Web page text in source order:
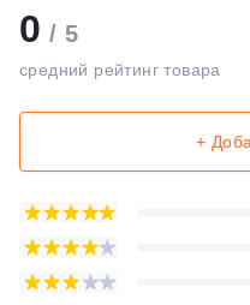
0 / 5
средний рейтинг товара
+